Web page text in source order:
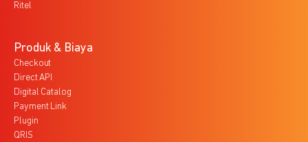
Ritel
Produk & Biaya
Checkout
Direct API
Digital Catalog
Payment Link
Plugin
QRIS